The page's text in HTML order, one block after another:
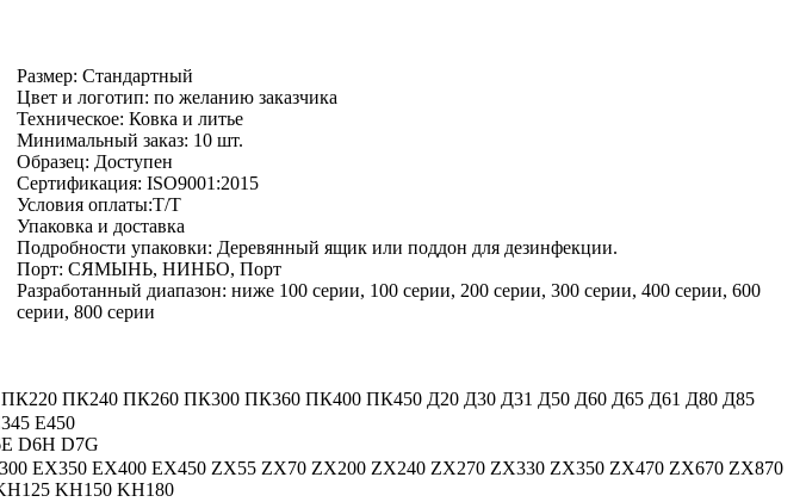
Размер: Стандартный
Цвет и логотип: по желанию заказчика
Техническое: Ковка и литье
Минимальный заказ: 10 шт.
Образец: Доступен
Сертификация: ISO9001:2015
Условия оплаты:T/T
Упаковка и доставка
Подробности упаковки: Деревянный ящик или поддон для дезинфекции.
Порт: СЯМЫНЬ, НИНБО, Порт
Разработанный диапазон: ниже 100 серии, 100 серии, 200 серии, 300 серии, 400 серии, 600
серии, 800 серии
ПК240 ПК260 ПК300 ПК360 ПК400 ПК450 Д20 Д30 Д31 Д50 Д60 Д65 Д61 Д80 Д85
E450
D6H D7G
EX350 EX400 EX450 ZX55 ZX70 ZX200 ZX240 ZX270 ZX330 ZX350 ZX470 ZX670 ZX870
KH150 KH180